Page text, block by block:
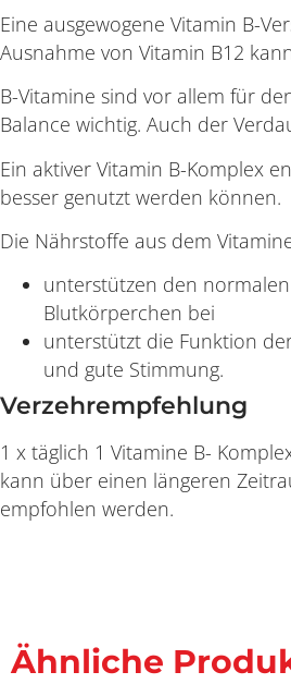
Eine ausgewogene Vitamin B-
Ausnahme von Vitamin B12
B-Vitamine sind vor allem für
Balance wichtig. Auch der
Ein aktiver Vitamin B-Komplex
besser genutzt werden können.
Die Nährstoffe aus dem
unterstützen den
Blutkörperchen bei
unterstützt die Funktion
und gute Stimmung.
Verzehrempfehlung
1 x täglich 1 Vitamine B-
kann über einen längeren
empfohlen werden.
Ähnliche